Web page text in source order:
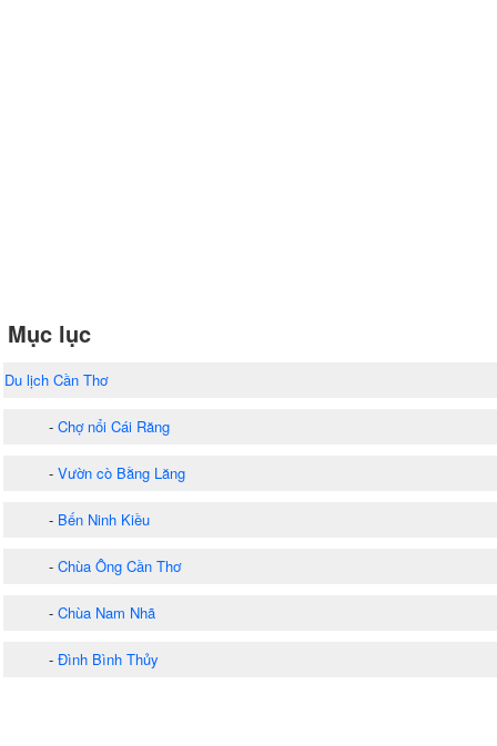
Mục lục
Du lịch Cần Thơ
- Chợ nổi Cái Răng
- Vườn cò Bằng Lăng
- Bến Ninh Kiều
- Chùa Ông Cần Thơ
- Chùa Nam Nhã
- Đình Bình Thủy